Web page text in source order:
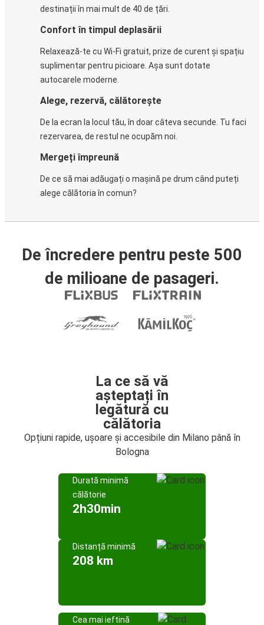
destinații în mai mult de 40 de țări.
Confort în timpul deplasării
Relaxează-te cu Wi-Fi gratuit, prize de curent și spațiu
suplimentar pentru picioare. Așa sunt dotate
autocarele moderne.
Alege, rezervă, călătorește
De la ecran la locul tău, în doar câteva secunde. Tu faci
rezervarea, de restul ne ocupăm noi.
Mergeți împreună
De ce să mai adăugați o mașină pe drum când puteți
alege călătoria în comun?
De încredere pentru peste 500
de milioane de pasageri.
La ce să vă
așteptați în
legătură cu
călătoria
Opțiuni rapide, ușoare și accesibile din Milano până în
Bologna
Durată minimă
călătorie
2h30min
Distanță minimă
208 km
Cea mai ieftină